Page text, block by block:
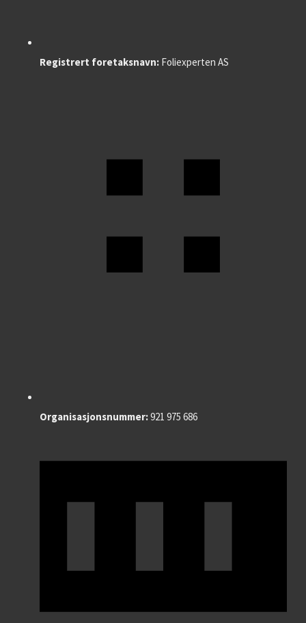
Registrert foretaksnavn: Foliexperten AS
Organisasjonsnummer:921 975 686